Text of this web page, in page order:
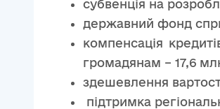
субвенція на
державний фонд
компенсація
громадянам – 17,6
здешевлення
підтримка